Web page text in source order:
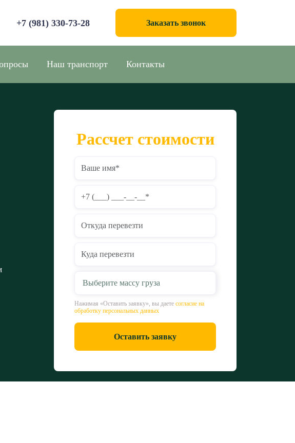
+7 (981) 330-73-28 Заказать звонок
Наш транспорт Контакты
Рассчет стоимости
Выберите массу груза
Нажимая «Оставить заявку», вы даете согласие на
обработку персональных данных
Оставить заявку